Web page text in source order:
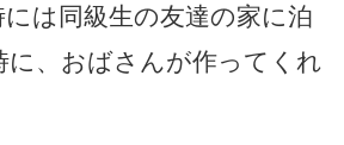
は同級生の友達の家に泊
に、おばさんが作ってくれ